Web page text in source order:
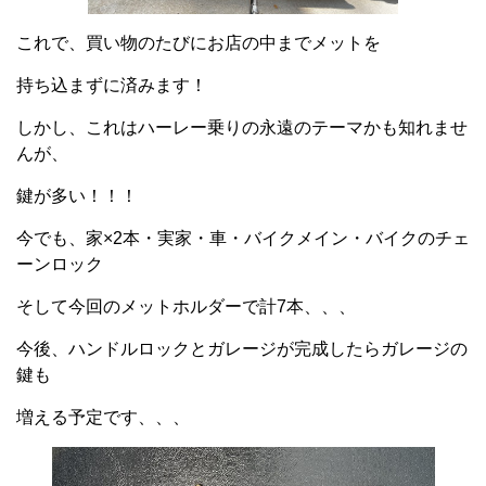
これで、買い物のたびにお店の中までメットを
持ち込まずに済みます！
しかし、これはハーレー乗りの永遠のテーマかも知れませ
んが、
鍵が多い！！！
今でも、家×2本・実家・車・バイクメイン・バイクのチェ
ーンロック
そして今回のメットホルダーで計7本、、、
今後、ハンドルロックとガレージが完成したらガレージの
鍵も
増える予定です、、、